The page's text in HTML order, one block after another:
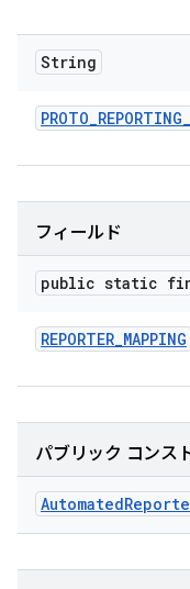
String
PROTO_REPORTING_
フィールド
public static
REPORTER_MAPPING
パブリック コンス
Automated